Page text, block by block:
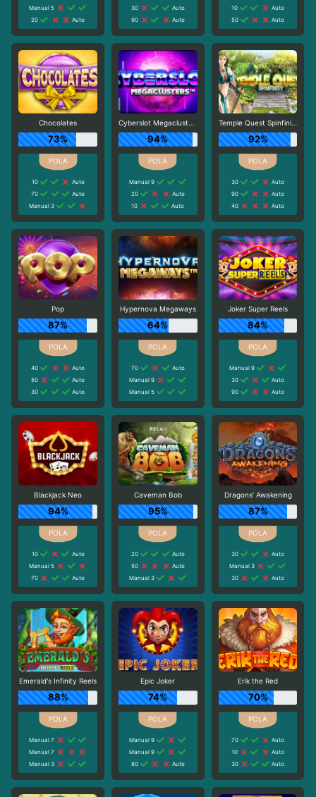
Manual 5
20
Auto
30
Auto
90
Auto
10
Auto
50
Auto
Chocolates
73%
10
Auto
70
Auto
Manual 3
Cyberslot Megaclusters
94%
Manual 9
20
Auto
10
Auto
Temple Quest Spinfinity
92%
30
Auto
90
Auto
40
Auto
Pop
87%
40
Auto
50
Auto
30
Auto
Hypernova Megaways
64%
70
Auto
Manual 9
Manual 5
Joker Super Reels
84%
Manual 9
30
Auto
90
Auto
Blackjack Neo
94%
10
Auto
Manual 5
70
Auto
Caveman Bob
95%
20
Auto
50
Auto
Manual 3
Dragons' Awakening
87%
30
Auto
Manual 3
30
Auto
Emerald's Infinity Reels
88%
Manual 7
Manual 7
Manual 3
Epic Joker
74%
Manual 9
Manual 9
80
Auto
Erik the Red
70%
70
Auto
10
Auto
30
Auto